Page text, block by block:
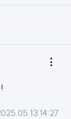

14:27